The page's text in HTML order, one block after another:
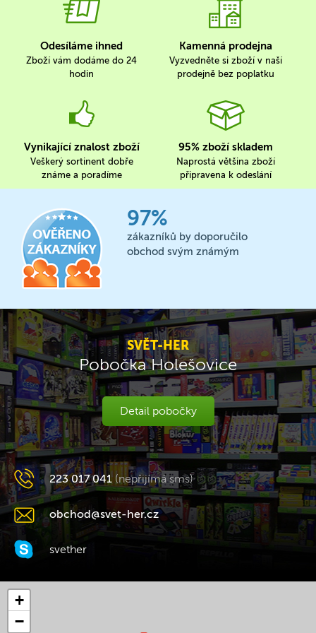
Odesíláme ihned
Zboží vám dodáme do 24
hodin
Kamenná prodejna
Vyzvedněte si zboží v naší
prodejně bez poplatku
Vynikající znalost zboží
Veškerý sortinent dobře
známe a poradíme
95% zboží skladem
Naprostá většina zboží
připravena k odeslání
97%
zákazníků by doporučilo
obchod svým známým
SVĚT-HER
Pobočka Holešovice
Detail pobočky
223 017 041 (nepřijímá sms)
obchod@svet-her.cz
svether
+
−